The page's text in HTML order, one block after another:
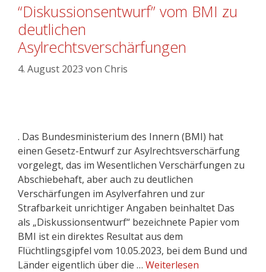
“Diskussionsentwurf” vom BMI zu
deutlichen
Asylrechtsverschärfungen
4. August 2023 von Chris
. Das Bundesministerium des Innern (BMI) hat
einen Gesetz-Entwurf zur Asylrechtsverschärfung
vorgelegt, das im Wesentlichen Verschärfungen zu
Abschiebehaft, aber auch zu deutlichen
Verschärfungen im Asylverfahren und zur
Strafbarkeit unrichtiger Angaben beinhaltet Das
als „Diskussionsentwurf“ bezeichnete Papier vom
BMI ist ein direktes Resultat aus dem
Flüchtlingsgipfel vom 10.05.2023, bei dem Bund und
Länder eigentlich über die … Weiterlesen